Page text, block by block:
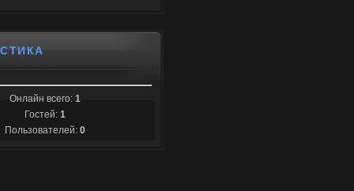
Онлайн всего: 1
Гостей: 1
Пользователей: 0